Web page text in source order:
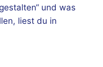
und was
liest du in